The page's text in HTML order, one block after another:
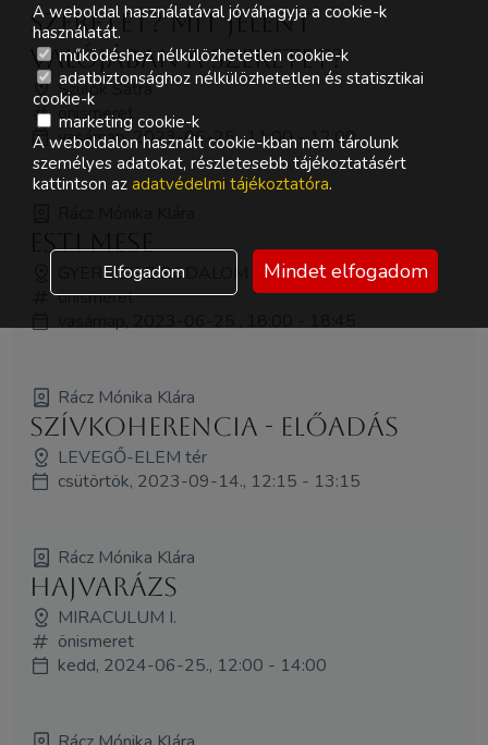
szeretet? Mit jelent
valójában a szeretet?
Szülők Sátra
önismeret
vasárnap, 2023-06-25., 11:00 - 12:00
Esti mese
GYERMEK BIRODALOM
önismeret
Rácz Mónika Klára
Szívkoherencia - ELŐADÁS
LEVEGŐ-ELEM tér
csütörtök, 2023-09-14., 12:15 - 13:15
Rácz Mónika Klára
Hajvarázs
MIRACULUM I.
önismeret
kedd, 2024-06-25., 12:00 - 14:00
A weboldal használatával jóváhagyja a cookie-k
használatát.
működéshez nélkülözhetetlen cookie-k
adatbiztonsághoz nélkülözhetetlen és statisztikai
cookie-k
marketing cookie-k
A weboldalon használt cookie-kban nem tárolunk
személyes adatokat, részletesebb tájékoztatásért
kattintson az adatvédelmi tájékoztatóra.
Elfogadom Mindet elfogadom